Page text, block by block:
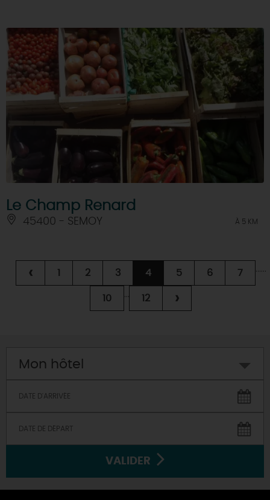
Le Champ Renard
45400 - SEMOY À 5 KM
‹ 1 2 3 4 5 6 7 ......
10 ... 12 ›
Mon hôtel
VALIDER